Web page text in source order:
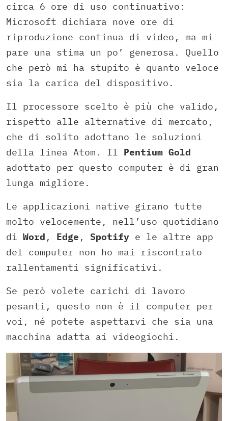
circa 6 ore di uso continuativo:
Microsoft dichiara nove ore di
riproduzione continua di video, ma mi
pare una stima un po’ generosa. Quello
che però mi ha stupito è quanto veloce
sia la carica del dispositivo.
Il processore scelto è più che valido,
rispetto alle alternative di mercato,
che di solito adottano le soluzioni
della linea Atom. Il Pentium Gold
adottato per questo computer è di gran
lunga migliore.
Le applicazioni native girano tutte
molto velocemente, nell’uso quotidiano
di Word , Edge , Spotify e le altre app
del computer non ho mai riscontrato
rallentamenti significativi.
Se però volete carichi di lavoro
pesanti, questo non è il computer per
voi, né potete aspettarvi che sia una
macchina adatta ai videogiochi.